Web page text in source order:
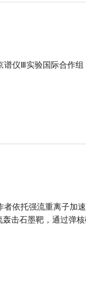
仪Ⅲ实验国际合作
依托强流重离子加
击石墨靶，通过弹核